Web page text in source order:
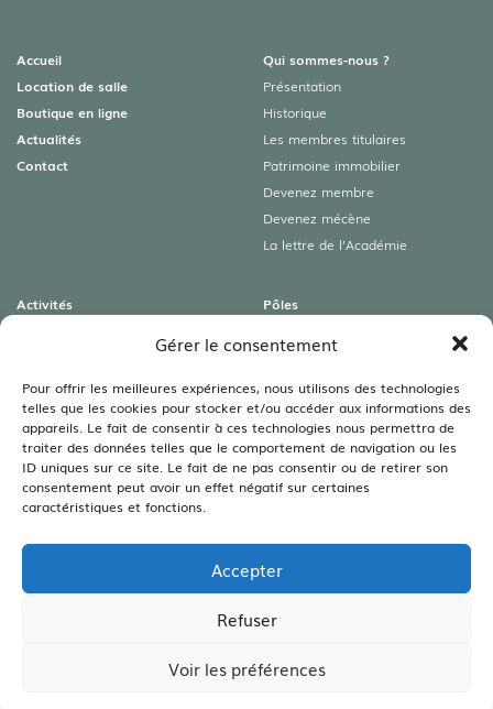
Gérer le consentement
Pour offrir les meilleures expériences, nous utilisons des technologies
telles que les cookies pour stocker et/ou accéder aux informations des
appareils. Le fait de consentir à ces technologies nous permettra de
traiter des données telles que le comportement de navigation ou les
ID uniques sur ce site. Le fait de ne pas consentir ou de retirer son
consentement peut avoir un effet négatif sur certaines
caractéristiques et fonctions.
Accepter
Refuser
Voir les préférences
Accueil
Location de salle
Boutique en ligne
Actualités
Contact
Qui sommes-nous ?
Présentation
Historique
Les membres titulaires
Patrimoine immobilier
Devenez membre
Devenez mécène
La lettre de l’Académie
Activités
Expositions
Visites guidées
Rencontres autour du livre
Pôles
Art roman & Autres patrimoines
Lamartine
Littéraire
Sciences
Viticulture – Agriculture –
Environnement
Les annales
CRÉATION SITE INTERNET :WWW.IDCOM-LAGENCE.FR
CGV